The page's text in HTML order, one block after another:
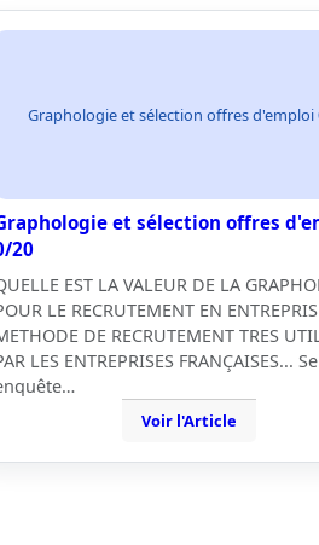
Graphologie et sélection offres d'emploi
et sélection offres
20
EST LA VALEUR DE LA
LE RECRUTEMENT EN
DE RECRUTEMENT TRES
LES ENTREPRISES FRANÇAISES...
Voir l'Article